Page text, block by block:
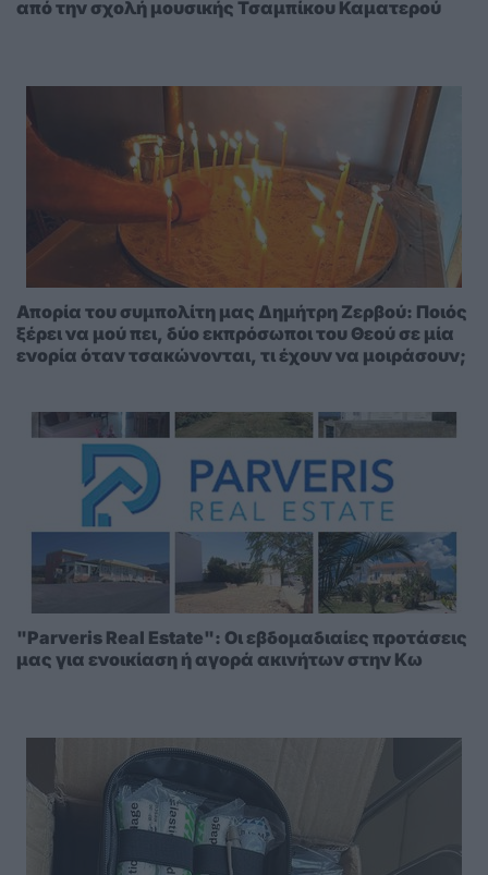
από την σχολή μουσικής Τσαμπίκου Καματερού
Απορία του συμπολίτη μας Δημήτρη Ζερβού: Ποιός
ξέρει να μού πει, δύο εκπρόσωποι του Θεού σε μία
ενορία όταν τσακώνονται, τι έχουν να μοιράσουν;
"Parveris Real Estate": Οι εβδομαδιαίες προτάσεις
μας για ενοικίαση ή αγορά ακινήτων στην Κω